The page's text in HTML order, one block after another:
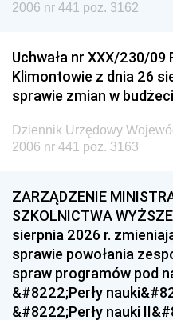
2006 nr 441 poz. 3162
Uchwała nr XXX/230/09
Klimontowie z dnia 26
sprawie zmian w
Dziennik Urzędowy
2006 nr 441 poz. 3163
ZARZĄDZENIE
SZKOLNICTWA
sierpnia 2026 r.
sprawie powołania
spraw programów pod
&#8222;Perły
&#8222;Perły nauki